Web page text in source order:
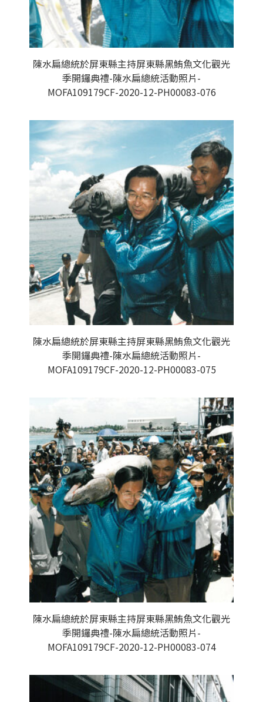
陳水扁總統於屏東縣主持屏東縣黑鮪魚文化觀光
季開鑼典禮-陳水扁總統活動照片-
MOFA109179CF-2020-12-PH00083-076
陳水扁總統於屏東縣主持屏東縣黑鮪魚文化觀光
季開鑼典禮-陳水扁總統活動照片-
MOFA109179CF-2020-12-PH00083-075
陳水扁總統於屏東縣主持屏東縣黑鮪魚文化觀光
季開鑼典禮-陳水扁總統活動照片-
MOFA109179CF-2020-12-PH00083-074